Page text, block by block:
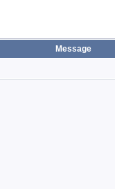
Message